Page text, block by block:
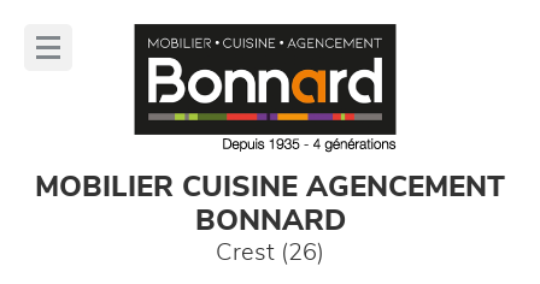
MOBILIER CUISINE AGENCEMENT
BONNARD
Crest (26)